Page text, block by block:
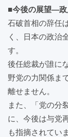
■今後の展望—政
石破首相の辞任
く、日本の政治
す。
後任総裁が誰に
野党の力関係ま
離せません。
また、「党の分
に、今後は与党
も指摘されてい